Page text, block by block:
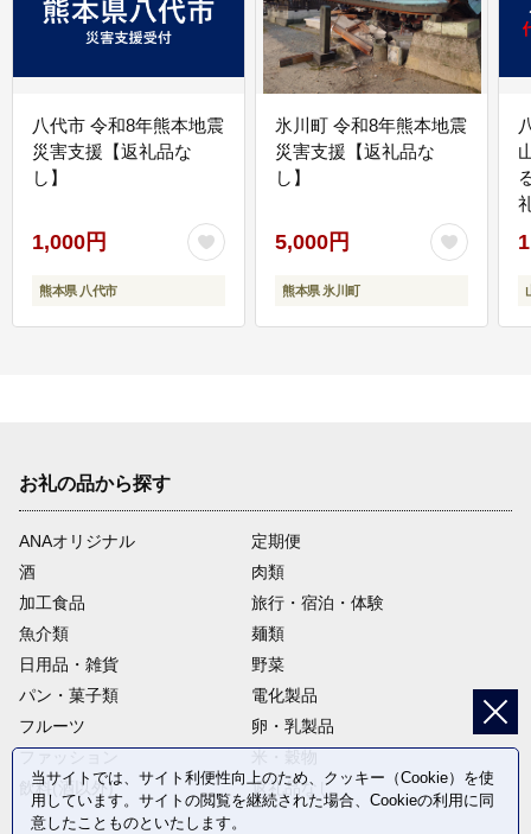
八代市 令和8年熊本地震
災害支援【返礼品な
し】
1,000円
熊本県 八代市
氷川町 令和8年熊本地震
災害支援【返礼品な
し】
5,000円
熊本県 氷川町
お礼の品から探す
ANAオリジナル
定期便
酒
肉類
加工食品
旅行・宿泊・体験
魚介類
麺類
日用品・雑貨
野菜
パン・菓子類
電化製品
フルーツ
卵・乳製品
飲料(酒以外)
返礼品なし
当サイトでは、サイト利便性向上のため、クッキー（Cookie）を使
用しています。サイトの閲覧を継続された場合、Cookieの利用に同
意したことものといたします。